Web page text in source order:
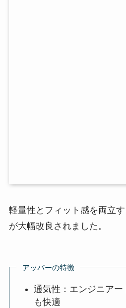
軽量性とフィット感を両立
が大幅改良されました。
アッパーの特徴
通気性：エンジニア
も快適